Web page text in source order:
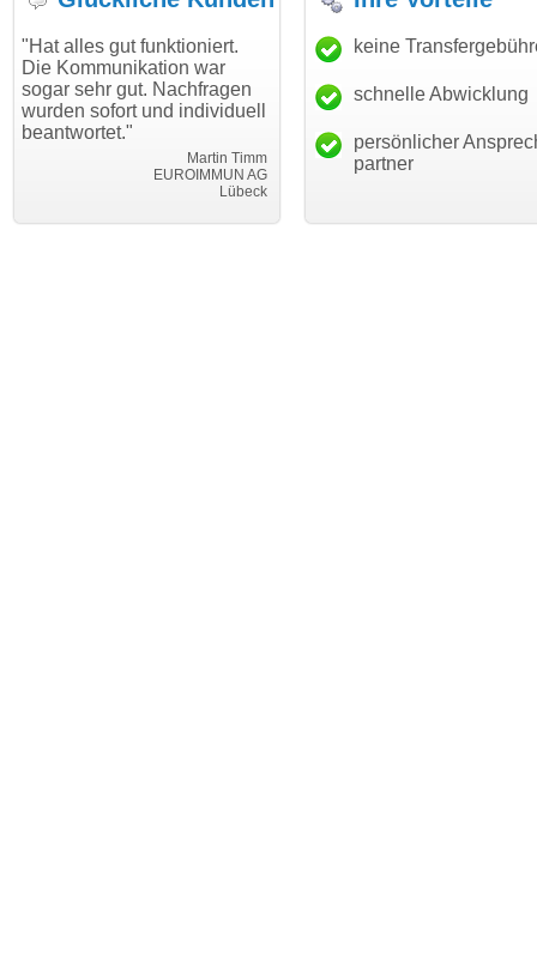
gut funktioniert.
war
gut. Nachfragen
und individuell
EUROIMMUN AG
"Danke für den schnellen
Transfer und guten Service!"
Thomas Schäfer
i can eckert communication GmbH
"Ich
haben.
mein
keine
schnelle Abwicklung
persönlicher
partner